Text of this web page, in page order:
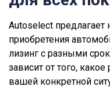
Autoselect предлагает
приобретения
лизинг с разными
зависит от того,
вашей конкретной